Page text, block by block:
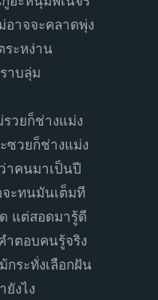
อาจจะคลาดพุ่ง
ระหง่าน
าบลุ่ม
วยก็ช่างแม่ง
ซวยก็ช่างแม่ง
าคนมาเป็นปี
ะทนมันเต็มที
ด แต่สอดมารู้ดี
ำตอบคนรู้จริง
กระทั่งเลือกฝัน
งไง